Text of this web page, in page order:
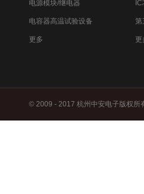
电源模块/继电器
电容器高温试验设备
更多
IC
第
更
© 2009 - 2017 杭州中安电子版权所